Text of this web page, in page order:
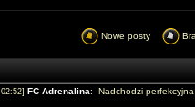
Nowe posty